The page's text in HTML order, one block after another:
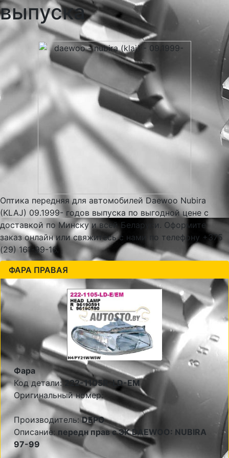
выпуска
Оптика передняя для автомобилей Daewoo Nubira
(KLAJ) 09.1999- годов выпуска по выгодной цене с
доставкой по Минску и всей Беларуси. Оформите
заказ онлайн или свяжитесь с нами по телефону +375
(29) 161-99-16.
ФАРА ПРАВАЯ
Фара
Код детали: 222-1105R-LD-EM
Оригинальный номер:
Производитель:DEPO
Описание: передн прав с ЭК DAEWOO: NUBIRA
97-99